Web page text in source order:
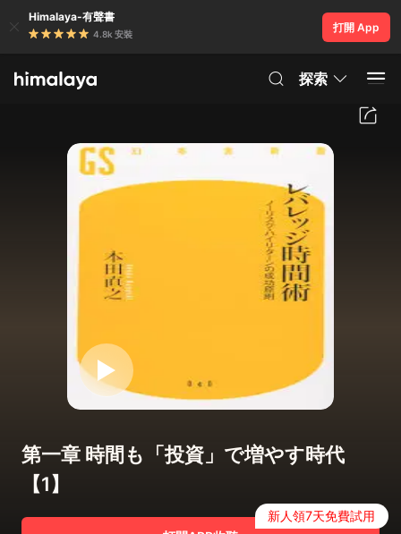
Himalaya-有聲書
4.8k 安裝
打開 App
探索
第一章 時間も「投資」で増やす時代
【1】
新人領7天免費試用